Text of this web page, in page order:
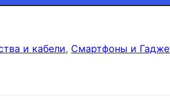
и кабели, Смартфоны и